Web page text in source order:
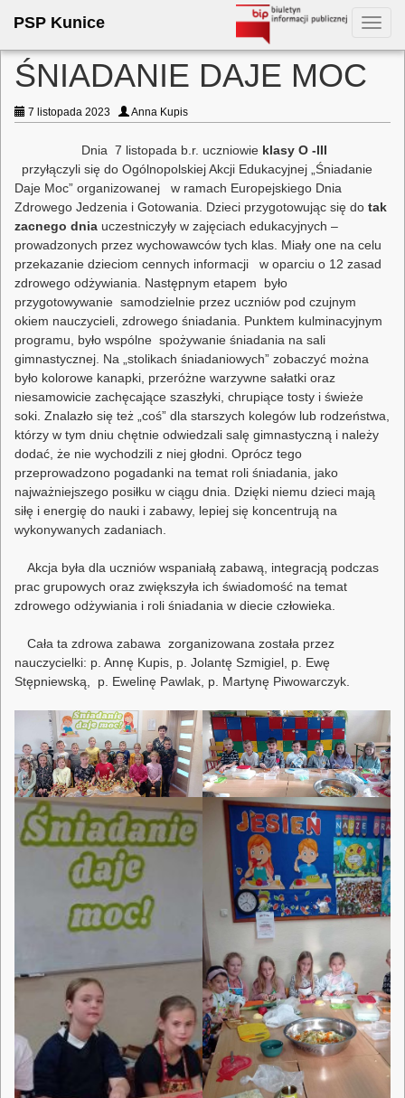
PSP Kunice
ŚNIADANIE DAJE MOC
7 listopada 2023 Anna Kupis
Dnia 7 listopada b.r. uczniowie klasy O -III
przyłączyli się do Ogólnopolskiej Akcji Edukacyjnej „Śniadanie
Daje Moc” organizowanej w ramach Europejskiego Dnia
Zdrowego Jedzenia i Gotowania. Dzieci przygotowując się do tak
zacnego dnia uczestniczyły w zajęciach edukacyjnych –
prowadzonych przez wychowawców tych klas. Miały one na celu
przekazanie dzieciom cennych informacji w oparciu o 12 zasad
zdrowego odżywiania. Następnym etapem było
przygotowywanie samodzielnie przez uczniów pod czujnym
okiem nauczycieli, zdrowego śniadania. Punktem kulminacyjnym
programu, było wspólne spożywanie śniadania na sali
gimnastycznej. Na „stolikach śniadaniowych” zobaczyć można
było kolorowe kanapki, przeróżne warzywne sałatki oraz
niesamowicie zachęcające szaszłyki, chrupiące tosty i świeże
soki. Znalazło się też „coś” dla starszych kolegów lub rodzeństwa,
którzy w tym dniu chętnie odwiedzali salę gimnastyczną i należy
dodać, że nie wychodzili z niej głodni. Oprócz tego
przeprowadzono pogadanki na temat roli śniadania, jako
najważniejszego posiłku w ciągu dnia. Dzięki niemu dzieci mają
siłę i energię do nauki i zabawy, lepiej się koncentrują na
wykonywanych zadaniach.
Akcja była dla uczniów wspaniałą zabawą, integracją podczas
prac grupowych oraz zwiększyła ich świadomość na temat
zdrowego odżywiania i roli śniadania w diecie człowieka.
Cała ta zdrowa zabawa zorganizowana została przez
nauczycielki: p. Annę Kupis, p. Jolantę Szmigiel, p. Ewę
Stępniewską, p. Ewelinę Pawlak, p. Martynę Piwowarczyk.